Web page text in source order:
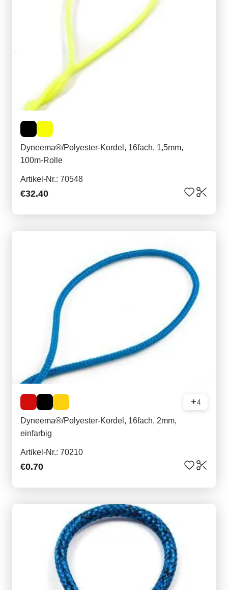
Dyneema®/Polyester-Kordel, 16fach, 1,5mm,
100m-Rolle
Artikel-Nr.: 70548
€32.40
4
Dyneema®/Polyester-Kordel, 16fach, 2mm,
einfarbig
Artikel-Nr.: 70210
€0.70